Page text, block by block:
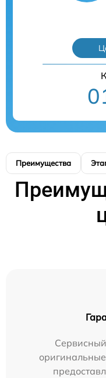
Преимущества